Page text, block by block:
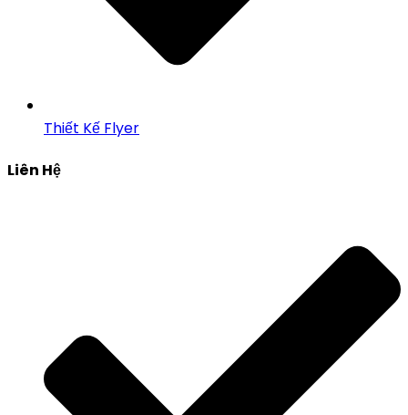
Thiết Kế Flyer
Liên Hệ